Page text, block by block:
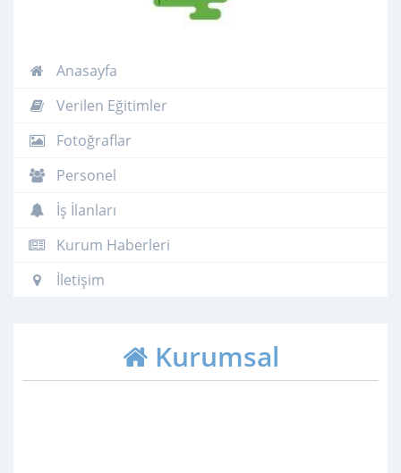
Anasayfa
Verilen Eğitimler
Fotoğraflar
Personel
İş İlanları
Kurum Haberleri
İletişim
Kurumsal